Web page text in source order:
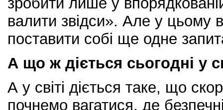
валити звідси». Але у цьому
поставити собі ще одне
А що ж діється сьогодні у
А у світі діється таке, що
почнемо вагатися, де